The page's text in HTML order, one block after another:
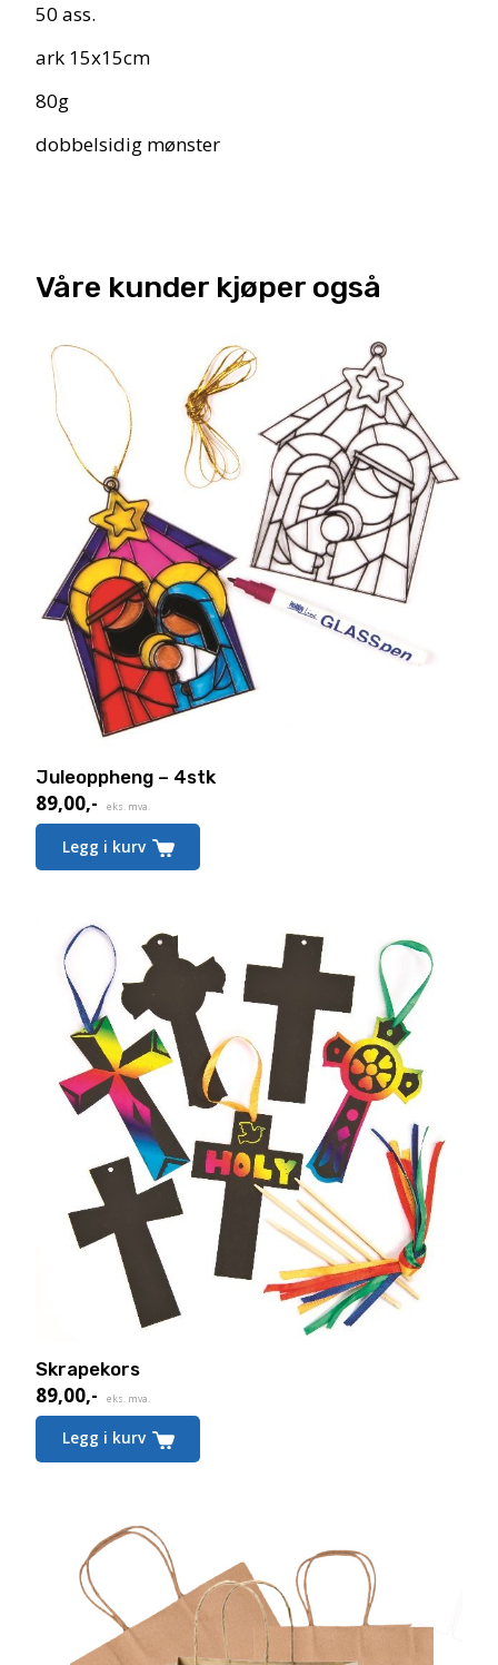
50 ass.
ark 15x15cm
80g
dobbelsidig mønster
Våre kunder kjøper også
Juleoppheng – 4stk
89,00,- eks. mva.
Legg i kurv
Skrapekors
89,00,- eks. mva.
Legg i kurv